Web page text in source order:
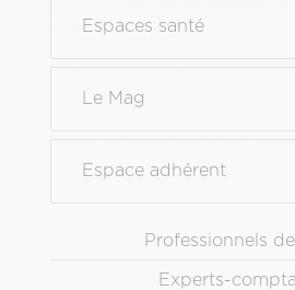
page
principal
Espaces santé
Le Mag
Espace adhérent
Professionnels
Experts-